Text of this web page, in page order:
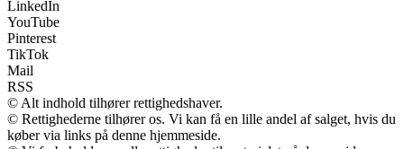
LinkedIn
YouTube
Pinterest
TikTok
Mail
RSS
© Alt indhold tilhører rettighedshaver.
© Rettighederne tilhører os. Vi kan få en lille andel af salget, hvis du
køber via links på denne hjemmeside.